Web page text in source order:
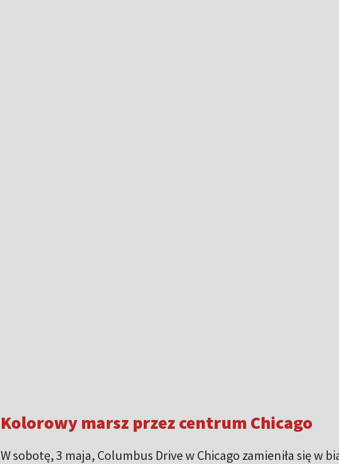
Kolorowy marsz przez centrum Chicago
W sobotę, 3 maja, Columbus Drive w Chicago zamieniła się w